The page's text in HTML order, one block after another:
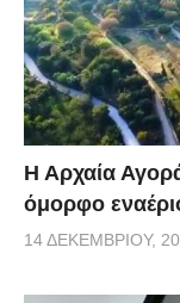
Η Αρχαία
όμορφο
14 ΔΕΚΕΜΒΡΊΟΥ,